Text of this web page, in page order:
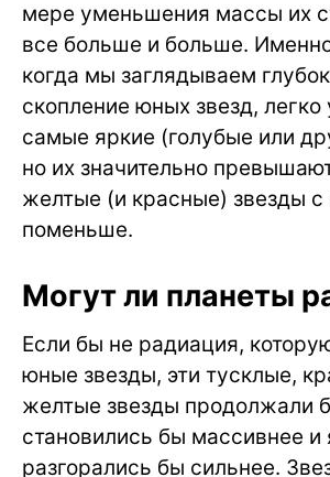
мере уменьшения массы их
все больше и больше.
когда мы заглядываем
скопление юных звезд, легко
самые яркие (голубые или
но их значительно
желтые (и красные) звезды с
поменьше.
Могут ли планеты
Если бы не радиация,
юные звезды, эти тусклые,
желтые звезды продолжали
становились бы массивнее и
разгорались бы сильнее.